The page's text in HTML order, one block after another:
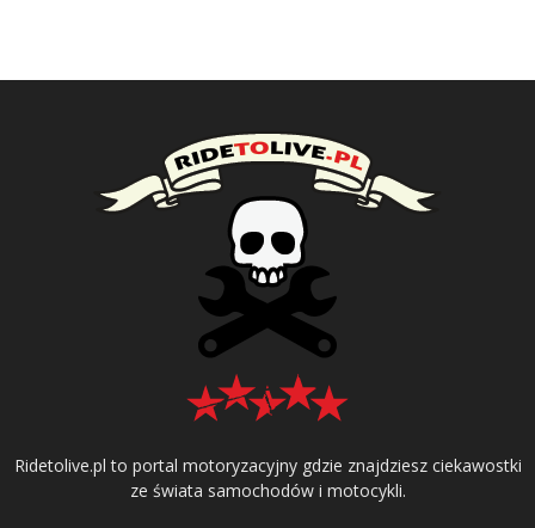
Ridetolive.pl to portal motoryzacyjny gdzie znajdziesz ciekawostki
ze świata samochodów i motocykli.